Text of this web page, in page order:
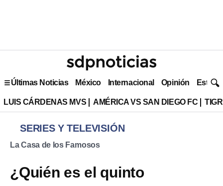
Últimas Noticias México Internacional Opinión Estilo
LUIS CÁRDENAS MVS AMÉRICA VS SAN DIEGO FC
SERIES Y TELEVISIÓN
La Casa de los Famosos
¿Quién es el quinto